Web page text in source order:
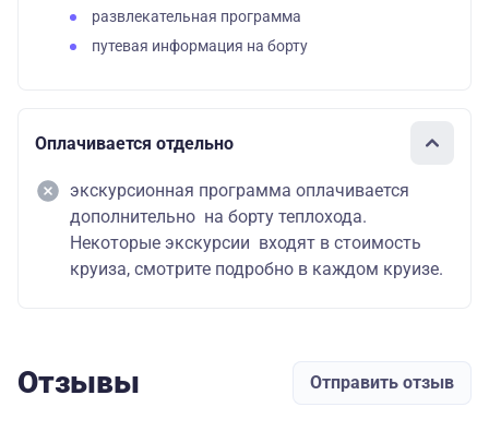
развлекательная программа
путевая информация на борту
Оплачивается отдельно
экскурсионная программа оплачивается
дополнительно на борту теплохода.
Некоторые экскурсии входят в стоимость
круиза, смотрите подробно в каждом круизе.
Отзывы Отправить отзыв